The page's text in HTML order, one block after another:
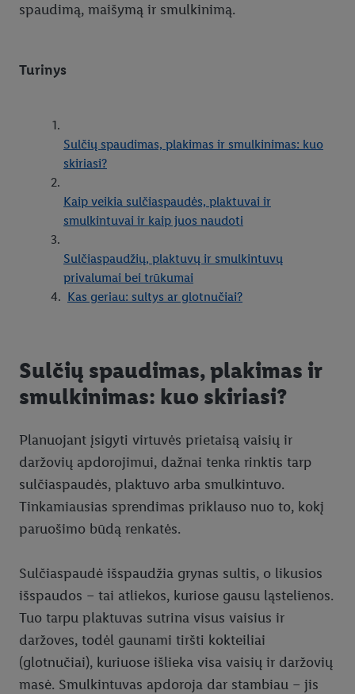
spaudimą, maišymą ir smulkinimą.
Turinys
Sulčių spaudimas, plakimas ir smulkinimas: kuo
skiriasi?
Kaip veikia sulčiaspaudės, plaktuvai ir
smulkintuvai ir kaip juos naudoti
Sulčiaspaudžių, plaktuvų ir smulkintuvų
privalumai bei trūkumai
Kas geriau: sultys ar glotnučiai?
Sulčių spaudimas, plakimas ir
smulkinimas: kuo skiriasi?
Planuojant įsigyti virtuvės prietaisą vaisių ir
daržovių apdorojimui, dažnai tenka rinktis tarp
sulčiaspaudės, plaktuvo arba smulkintuvo.
Tinkamiausias sprendimas priklauso nuo to, kokį
paruošimo būdą renkatės.
Sulčiaspaudė išspaudžia grynas sultis, o likusios
išspaudos – tai atliekos, kuriose gausu ląstelienos.
Tuo tarpu plaktuvas sutrina visus vaisius ir
daržoves, todėl gaunami tiršti kokteiliai
(glotnučiai), kuriuose išlieka visa vaisių ir daržovių
masė. Smulkintuvas apdoroja dar stambiau – jis